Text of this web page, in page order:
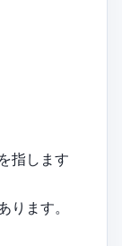
指します
ります。